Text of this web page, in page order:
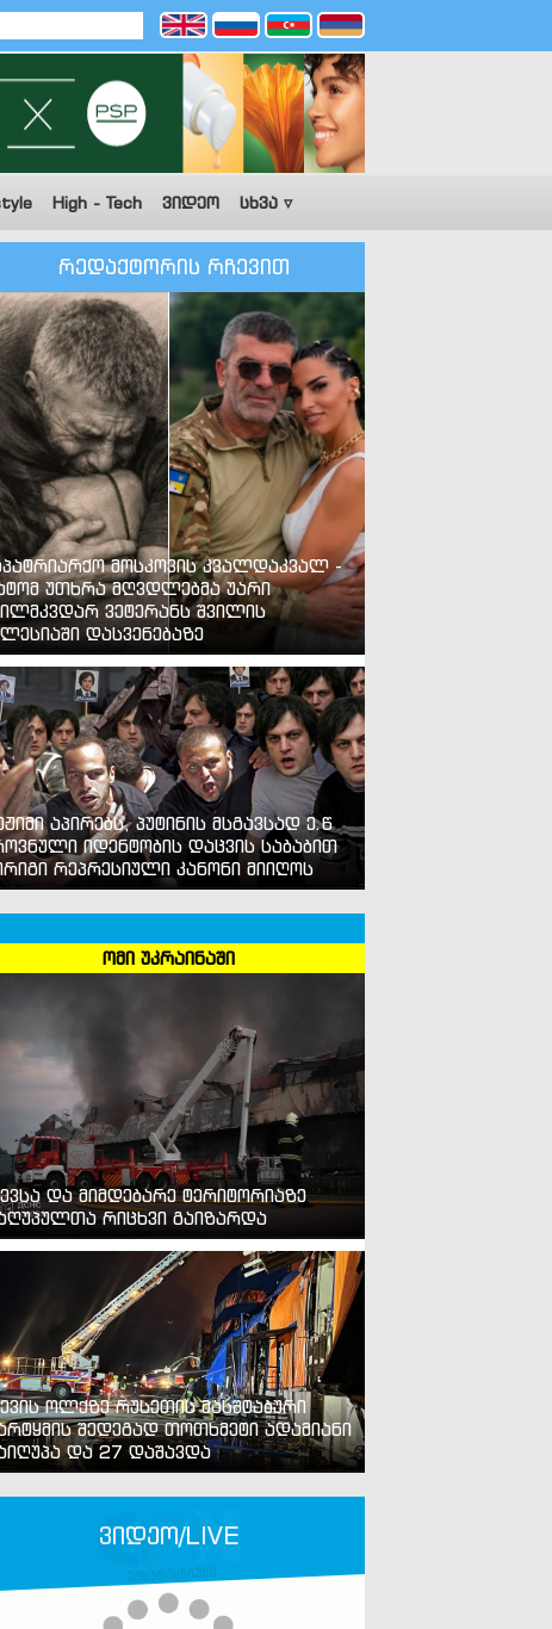
High - Tech ვიდეო სხვა ▿
რედაქტორის რჩევით
მოსკოვის კვალდაკვალ -
უთხრა მღვდლებმა უარი
ვეტერანს შვილის
დასვენებაზე
აპირებს, პუტინის მსგავსად ე.წ
იდენტობის დაცვის საბაბით
რეპრესიული კანონი მიიღოს
ომი უკრაინაში
და მიმდებარე ტერიტორიაზე
რიცხვი გაიზარდა
ოლქზე რუსეთის მასშტაბური
შედეგად თოთხმეტი ადამიანი
და 27 დაშავდა
ვიდეო/LIVE